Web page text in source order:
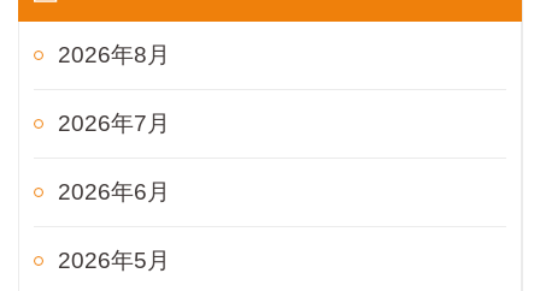
2026年8月
2026年7月
2026年6月
2026年5月